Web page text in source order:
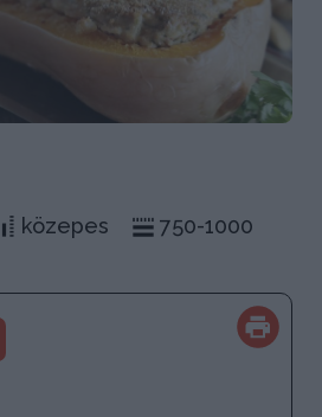
közepes 750-1000